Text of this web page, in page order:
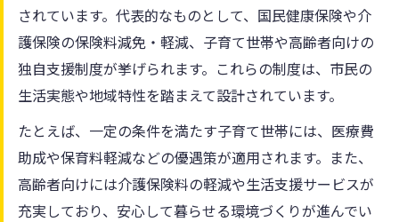
されています。代表的なものとして、国民健康保険や介
護保険の保険料減免・軽減、子育て世帯や高齢者向けの
独自支援制度が挙げられます。これらの制度は、市民の
生活実態や地域特性を踏まえて設計されています。
たとえば、一定の条件を満たす子育て世帯には、医療費
助成や保育料軽減などの優遇策が適用されます。また、
高齢者向けには介護保険料の軽減や生活支援サービスが
充実しており、安心して暮らせる環境づくりが進んでい